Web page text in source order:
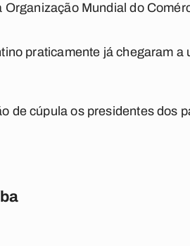
Mundial do
praticamente já chegaram
de cúpula os presidentes dos